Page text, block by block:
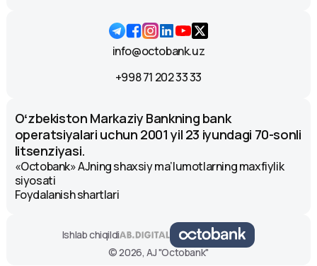
info@octobank.uz
+998 71 202 33 33
Oʻzbekiston Markaziy Bankning bank
operatsiyalari uchun 2001 yil 23 iyundagi 70-sonli
litsenziyasi.
«Octobank» AJning shaxsiy ma’lumotlarning maxfiylik
siyosati
Foydalanish shartlari
Ishlab chiqildi
© 2026, AJ "Octobank"